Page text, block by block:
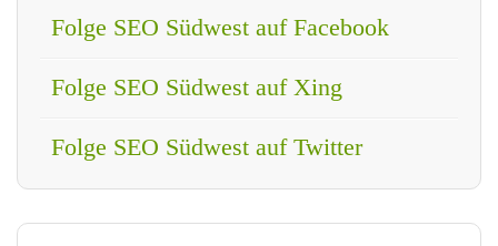
Folge SEO Südwest auf Facebook
Folge SEO Südwest auf Xing
Folge SEO Südwest auf Twitter